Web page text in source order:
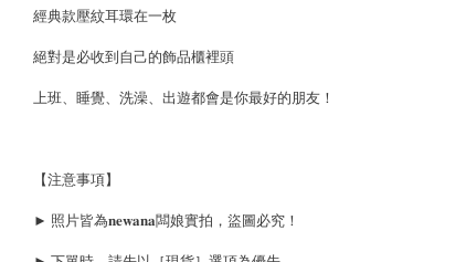
經典款壓紋耳環在一枚
絕對是必收到自己的飾品櫃裡頭
上班、睡覺、洗澡、出遊都會是你最好的朋友！
【注意事項】
► 照片皆為𝐧𝐞𝐰𝐚𝐧𝐚闆娘實拍，盜圖必究！